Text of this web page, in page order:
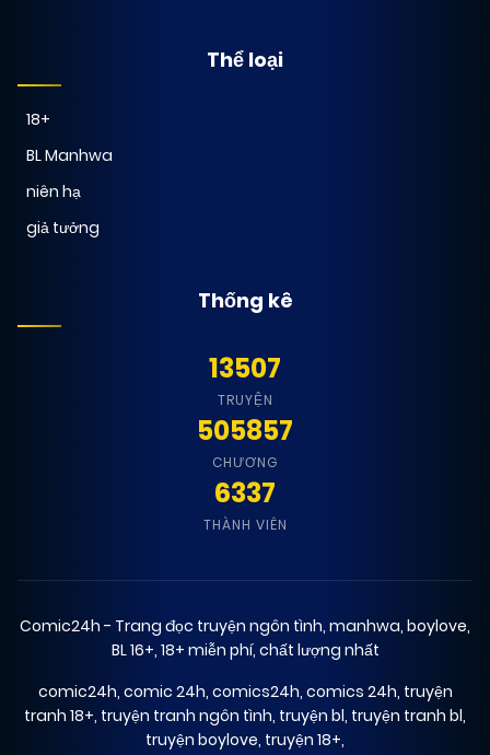
Thể loại
18+
BL Manhwa
niên hạ
giả tưởng
Thống kê
13507
TRUYỆN
505857
CHƯƠNG
6337
THÀNH VIÊN
Comic24h - Trang đọc truyện ngôn tình, manhwa, boylove,
BL 16+, 18+ miễn phí, chất lượng nhất
comic24h, comic 24h, comics24h, comics 24h, truyện
tranh 18+, truyện tranh ngôn tình, truyện bl, truyện tranh bl,
truyện boylove, truyện 18+,